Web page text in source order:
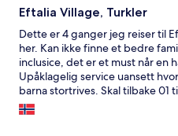
Eftalia Village, Turkler
Dette er 4 ganger jeg reiser til
her. Kan ikke finne et bedre
inclusice, det er et must når en
Upåklagelig service uansett
barna stortrives. Skal tilbake
utrolig mye!!!